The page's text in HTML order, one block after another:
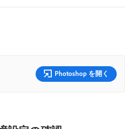
Photoshop を開く